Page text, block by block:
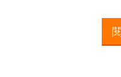
家。本公司將以創新的理念
務。長拓-因為堅持，領先品